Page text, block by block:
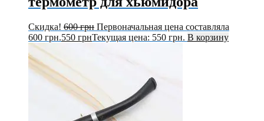
Скидка! 600грн Первоначальная цена составляла
600 грн.550 грнТекущая цена: 550 грн. В корзину